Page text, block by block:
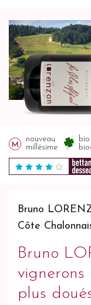
nouveau
millésime
Bruno
Côte
Bruno
vignerons
plus